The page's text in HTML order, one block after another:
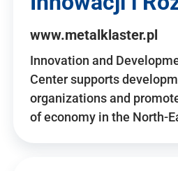
www.metalklaster.pl
Innovation and
Center supports
organizations and
of economy in the North-